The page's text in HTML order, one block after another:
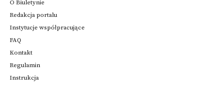
O Biuletynie
Redakcja portalu
Instytucje współpracujące
FAQ
Kontakt
Regulamin
Instrukcja